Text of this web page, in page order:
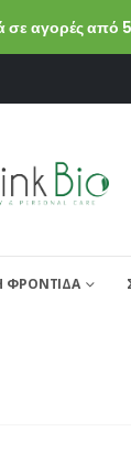
σε αγορές από
ΦΡΟΝΤΙΔΑ